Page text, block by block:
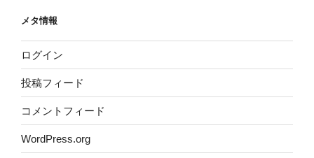
メタ情報
ログイン
投稿フィード
コメントフィード
WordPress.org